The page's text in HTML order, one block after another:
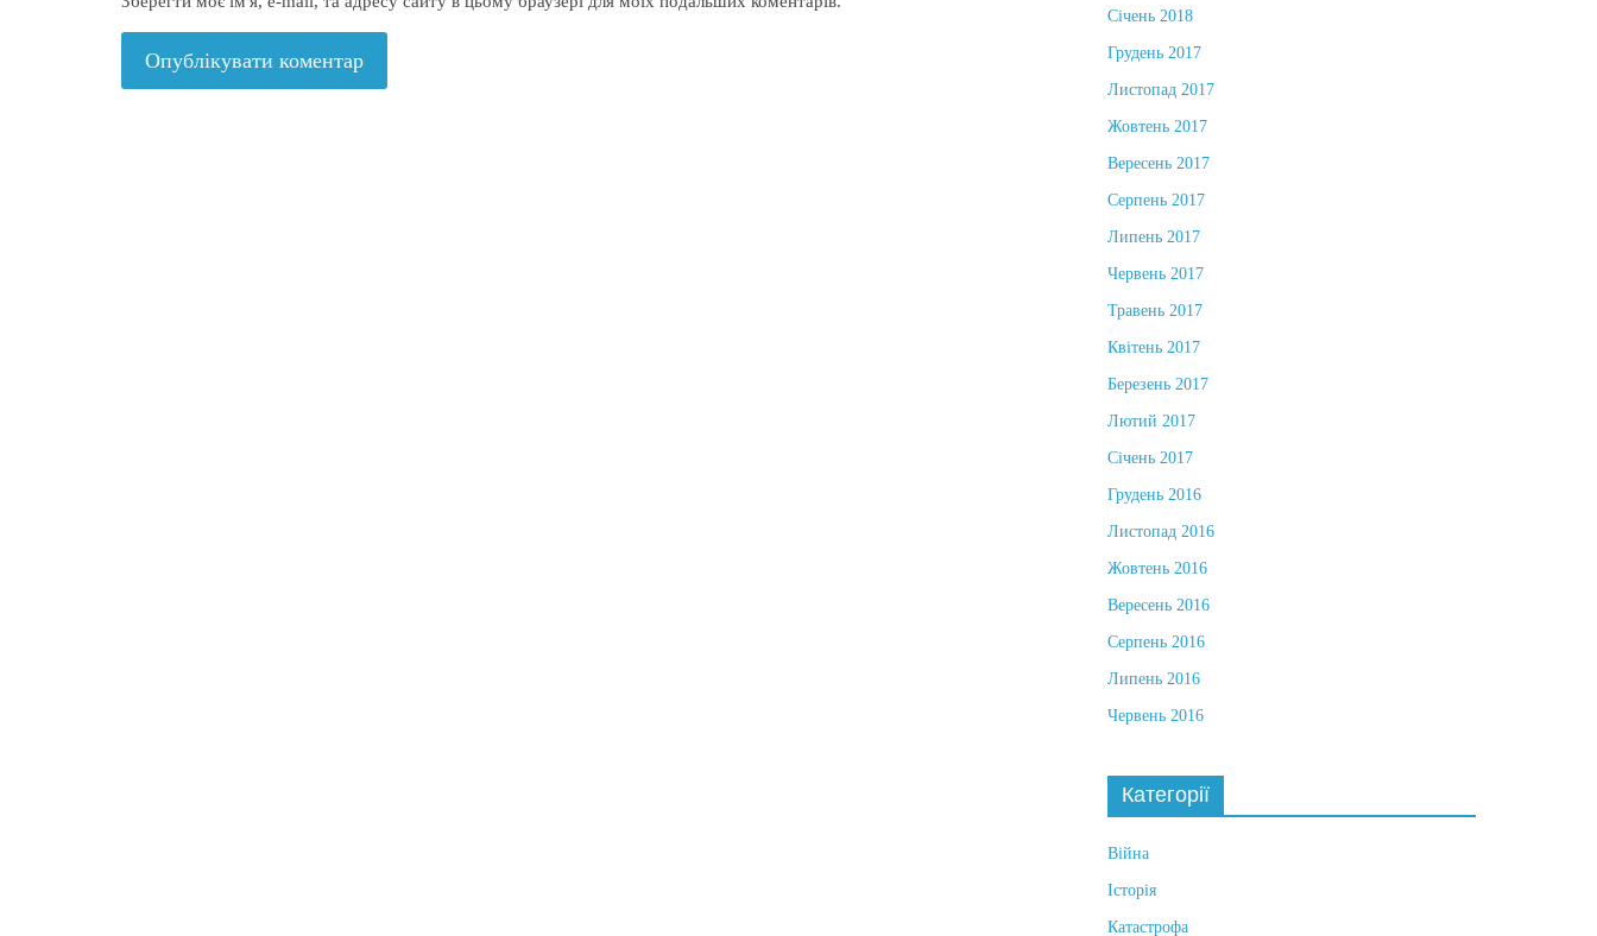
Січень 2018
Грудень 2017
Листопад 2017
Жовтень 2017
Вересень 2017
Серпень 2017
Липень 2017
Червень 2017
Травень 2017
Квітень 2017
Березень 2017
Лютий 2017
Січень 2017
Грудень 2016
Листопад 2016
Жовтень 2016
Вересень 2016
Серпень 2016
Липень 2016
Червень 2016
Категорії
Війна
Історія
Катастрофа